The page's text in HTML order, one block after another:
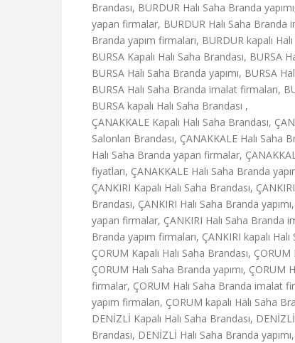
Brandası, BURDUR Halı Saha Branda
yapan firmalar, BURDUR Halı Saha Branda
Branda yapım firmaları, BURDUR kapalı
BURSA Kapalı Halı Saha Brandası, BURSA
BURSA Halı Saha Branda yapımı, BURSA
BURSA Halı Saha Branda imalat firmaları,
BURSA kapalı Halı Saha Brandası ,
ÇANAKKALE Kapalı Halı Saha Brandası,
Salonları Brandası, ÇANAKKALE Halı Saha
Halı Saha Branda yapan firmalar,
fiyatları, ÇANAKKALE Halı Saha Branda
ÇANKIRI Kapalı Halı Saha Brandası,
Brandası, ÇANKIRI Halı Saha Branda
yapan firmalar, ÇANKIRI Halı Saha Branda
Branda yapım firmaları, ÇANKIRI kapalı Halı
ÇORUM Kapalı Halı Saha Brandası,
ÇORUM Halı Saha Branda yapımı, ÇORUM
firmalar, ÇORUM Halı Saha Branda imalat
yapım firmaları, ÇORUM kapalı Halı Saha
DENİZLİ Kapalı Halı Saha Brandası,
Brandası, DENİZLİ Halı Saha Branda